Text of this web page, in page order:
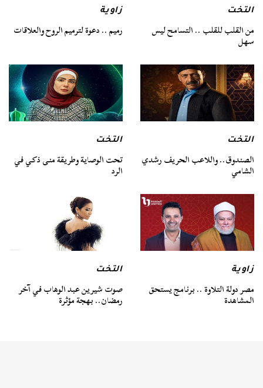
التخت
من القلب للقلب .. التسامح ليس
سهل
زاوية
رميم .. دعوة لترميم الروح والعلاقات
التخت
الصندوق.. واللاعب الحريف رشدي
الشامي
التخت
تحت الوصاية وطريقة منى ذكي في
الرد
زاوية
مصر دولة التلاوة .. برنامج يستحق
المشاهدة
التخت
صوت شيرين عبد الوهاب في آخر
رمضان.. بهجة مؤثرة